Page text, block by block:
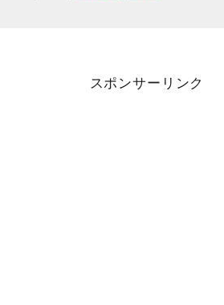
スポンサーリンク